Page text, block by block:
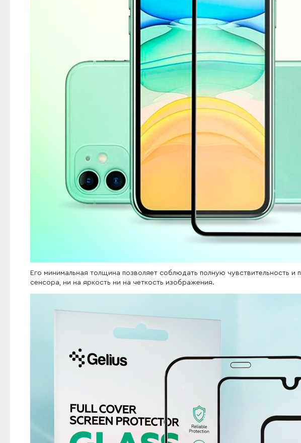
Его минимальная толщина позволяет соблюдать полную чувствительность и
сенсора, ни на яркость ни на четкость изображения.